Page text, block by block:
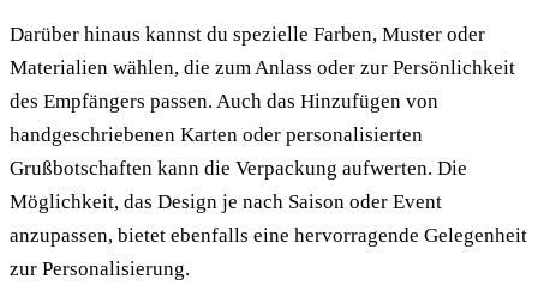
Darüber hinaus kannst du spezielle Farben, Muster oder
Materialien wählen, die zum Anlass oder zur Persönlichkeit
des Empfängers passen. Auch das Hinzufügen von
handgeschriebenen Karten oder personalisierten
Grußbotschaften kann die Verpackung aufwerten. Die
Möglichkeit, das Design je nach Saison oder Event
anzupassen, bietet ebenfalls eine hervorragende Gelegenheit
zur Personalisierung.